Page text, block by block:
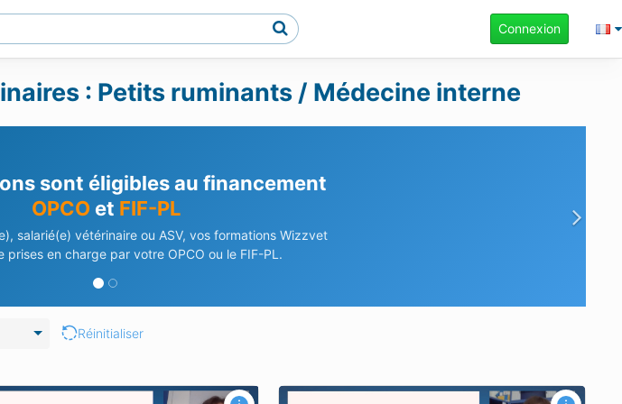
Connexion
: Petits ruminants / Médecine interne
sont éligibles au financement
OPCO et FIF-PL
salarié(e) vétérinaire ou ASV, vos formations Wizzvet
prises en charge par votre OPCO ou le FIF-PL.
Réinitialiser